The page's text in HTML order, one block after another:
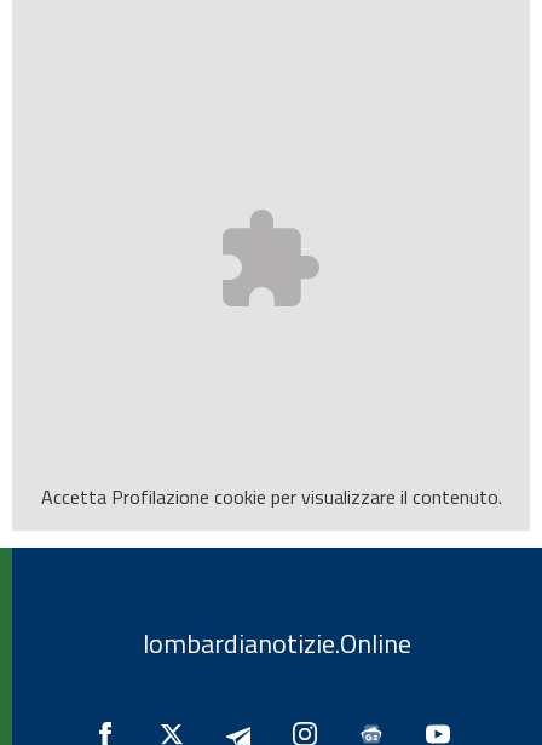
Accetta Profilazione cookie per visualizzare il contenuto.
lombardianotizie.Online